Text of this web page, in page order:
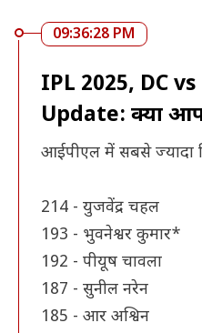
09:36:28 PM
IPL 2025, DC
Update: क्या
आईपीएल में सबसे ज्यादा
214 - युजवेंद्र चहल
193 - भुवनेश्वर कुमार*
192 - पीयूष चावला
187 - सुनील नरेन
185 - आर अश्विन